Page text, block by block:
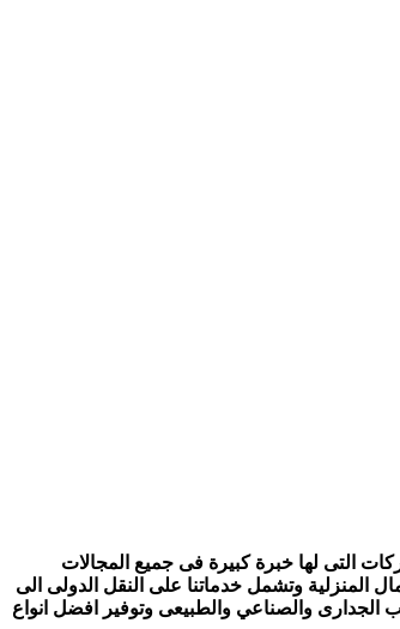
التى لها خبرة كبيرة فى جميع المجالات
المنزلية وتشمل خدماتنا على النقل الدولى الى
الجدارى والصناعي والطبيعى وتوفير افضل انواع